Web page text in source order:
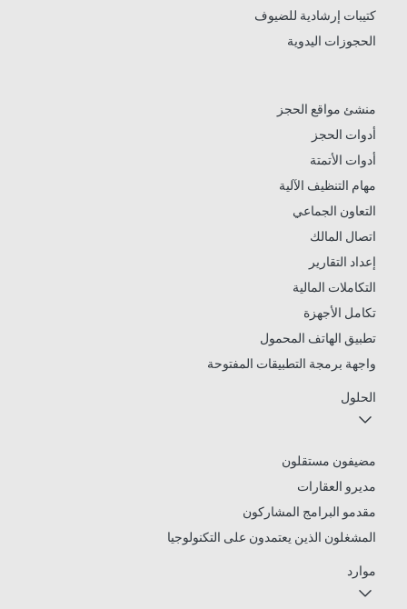
كتيبات إرشادية للضيوف
الحجوزات اليدوية
منشئ مواقع الحجز
أدوات الحجز
أدوات الأتمتة
مهام التنظيف الآلية
التعاون الجماعي
اتصال المالك
إعداد التقارير
التكاملات المالية
تكامل الأجهزة
تطبيق الهاتف المحمول
واجهة برمجة التطبيقات المفتوحة
الحلول
مضيفون مستقلون
مديرو العقارات
مقدمو البرامج المشاركون
المشغلون الذين يعتمدون على التكنولوجيا
موارد